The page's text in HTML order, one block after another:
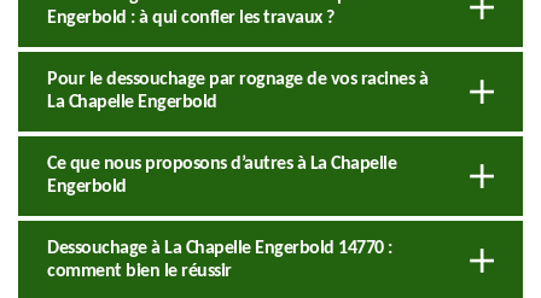
Engerbold : à qui confier les travaux ?
Pour le dessouchage par rognage de vos racines à
La Chapelle Engerbold
Ce que nous proposons d’autres à La Chapelle
Engerbold
Dessouchage à La Chapelle Engerbold 14770 :
comment bien le réussir